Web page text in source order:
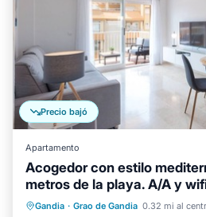
Precio bajó
Apartamento
Acogedor con estilo
metros de la playa. A/A y
vistas al mar-ALQUILER
Gandia · Grao de Gandia 0.32 mi al
Chimenea/Calefacción